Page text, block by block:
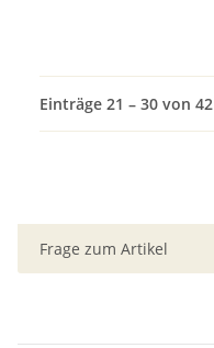
Einträge 21 – 30 von 42
Frage zum Artikel